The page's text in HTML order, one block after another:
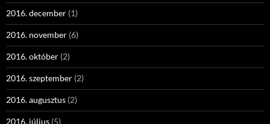
2016. december (1)
2016. november (6)
2016. október (2)
2016. szeptember (2)
2016. augusztus (2)
2016. július (5)